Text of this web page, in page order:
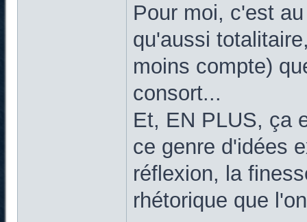
Pour moi, c'est
qu'aussi
moins compte)
consort...
Et, EN PLUS, ça
ce genre d'idées
réflexion, la
rhétorique que